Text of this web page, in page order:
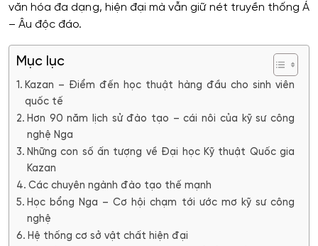
văn hóa đa dạng, hiện đại mà vẫn giữ nét truyền thống Á
– Âu độc đáo.
Mục lục
Kazan – Điểm đến học thuật hàng đầu cho sinh viên
quốc tế
Hơn 90 năm lịch sử đào tạo – cái nôi của kỹ sư công
nghệ Nga
Những con số ấn tượng về Đại học Kỹ thuật Quốc gia
Kazan
Các chuyên ngành đào tạo thế mạnh
Học bổng Nga – Cơ hội chạm tới ước mơ kỹ sư công
nghệ
Hệ thống cơ sở vật chất hiện đại